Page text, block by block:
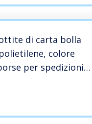
di carta bolla
colore
per spedizioni
per riporre